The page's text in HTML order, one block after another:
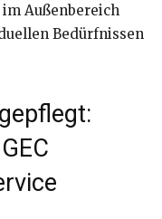
Außenbereich
Bedürfnissen